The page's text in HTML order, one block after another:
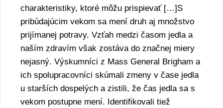
charakteristiky, ktoré môžu prispievať […]S
pribúdajúcim vekom sa mení druh aj množstvo
prijímanej potravy. Vzťah medzi časom jedla a
naším zdravím však zostáva do značnej miery
nejasný. Výskumníci z Mass General Brigham a
ich spolupracovníci skúmali zmeny v čase jedla
u starších dospelých a zistili, že čas jedla sa s
vekom postupne mení. Identifikovali tiež